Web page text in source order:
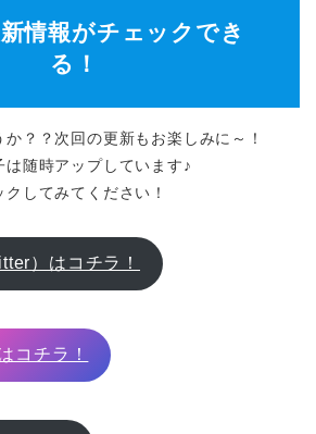
情報がチェックでき
る！
？？次回の更新もお楽しみに～！
随時アップしています♪
してみてください！
）はコチラ！
コチラ！